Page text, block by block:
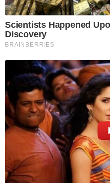
Scientists Happened
Discovery
BRAINBERRIES